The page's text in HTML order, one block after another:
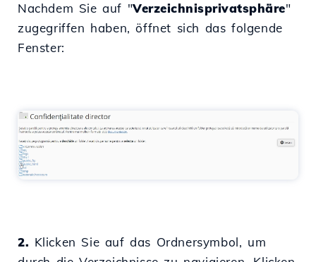
Nachdem Sie auf "Verzeichnisprivatsphäre"
zugegriffen haben, öffnet sich das folgende
Fenster:
2. Klicken Sie auf das Ordnersymbol, um